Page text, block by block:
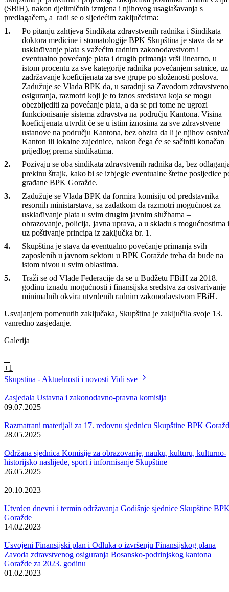
Nakon višesatne rasprave, izneseni su prijedlozi nekoliko zaključaka
koje su ponudili poslanici Nihad Ćulov (SBB), Suad Došlo (SDP) i
Senad Čeljo (SBiH).
S obzirom na to da je Vlada djelimično prihvatila neke od prijedloga,
pojedinačnim zaključcima izjasnila se i Skupština Kantona.
Prihvaćen je prijedlog zaključka poslanika Suada Došla (SDP) kojim
dostavi plan rješavanja spora sa sindikatima zdravstvenih ustanova,
kao i plan rješavanja eventualnih zahtjeva ostalih budžetskih
prihvaćena su dva kojima je definisan stav Skupštine da zdravstveni
radnici i doktori zamrznu štrajk na period od 15 dana, a da Vlada
26.12.2017. godine.
Skupština je prihvatila i prijedloge zaključaka poslanika Senada Čelja
(SBiH), nakon djelimičnih izmjena i njihovog usaglašavanja s
predlagačem, a radi se o sljedećim zaključcima:
doktora medicine i stomatologije BPK Skupština je stava da se
usklađivanje plata s važećim radnim zakonodavstvom i
eventualno povećanje plata i drugih primanja vrši linearno, u
istom procentu za sve kategorije radnika povećanjem satnice, uz
zadržavanje koeficijenata za sve grupe po složenosti poslova.
osiguranja, razmotri koji je to iznos sredstava koja se mogu
obezbijediti za povećanje plata, a da se pri tome ne ugrozi
funkcionisanje sistema zdravstva na području Kantona. Visina
ustanove na području Kantona, bez obzira da li je njihov
Kanton ili lokalne zajednice, nakon čega će se sačiniti konačan
prijedlog prema sindikatima.
Pozivaju se oba sindikata zdravstvenih radnika da, bez
građane BPK Goražde.
Zadužuje se Vlada BPK da formira komisiju od predstavnika
resornih ministarstava, sa zadatkom da razmotri mogućnost za
usklađivanje plata u svim drugim javnim službama –